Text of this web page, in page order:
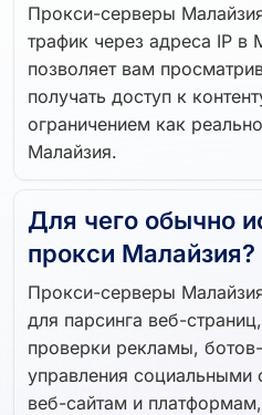
Прокси-серверы
трафик через адреса IP в
позволяет вам
получать доступ к
ограничением как
Малайзия.
Для чего обычно
прокси Малайзия?
Прокси-серверы
для парсинга веб-
проверки рекламы,
управления социальными
веб-сайтам и